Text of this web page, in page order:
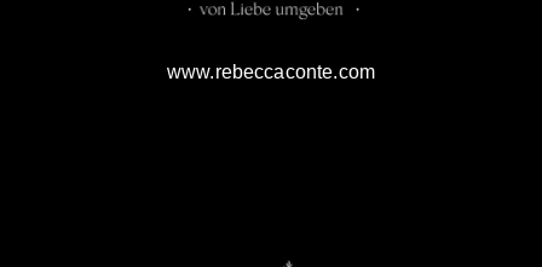
www.rebeccaconte.com